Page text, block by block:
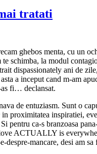
tratati
ghebos menta, cu un
schimba, la modul
dispassionately ani de
a inceput cand m-am
as fi… declansat.
de entuziasm. Sunt o
proximitatea inspiratiei,
pentru ca-s branzoasa
ACTUALLY is
despre-mancare, desi am